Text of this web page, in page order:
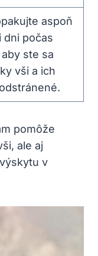
aspoň
dni počas
ste sa
vši a ich
pomôže
ale aj
v